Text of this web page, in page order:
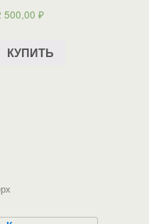
500,00₽
КУПИТЬ